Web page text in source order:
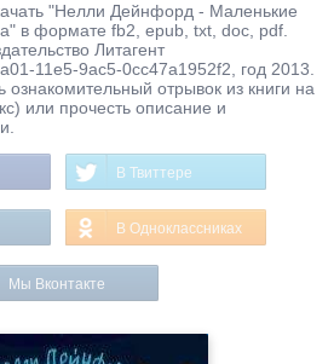
"Нелли Дейнфорд - Маленькие
в формате fb2, epub, txt, doc, pdf.
Литагент
11e5-9ac5-0cc47a1952f2, год 2013.
отрывок из книги на
или прочесть описание и
В Твиттере
В Одноклассниках
Мы Вконтакте